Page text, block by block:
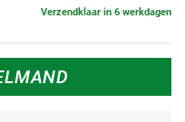
Verzendklaar in 6 werkdagen